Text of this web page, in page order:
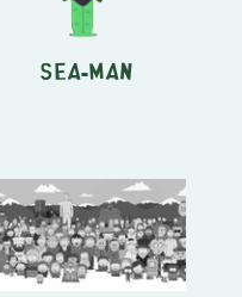
Sea-Man